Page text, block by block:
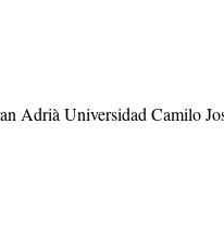
Adrià Universidad Camilo